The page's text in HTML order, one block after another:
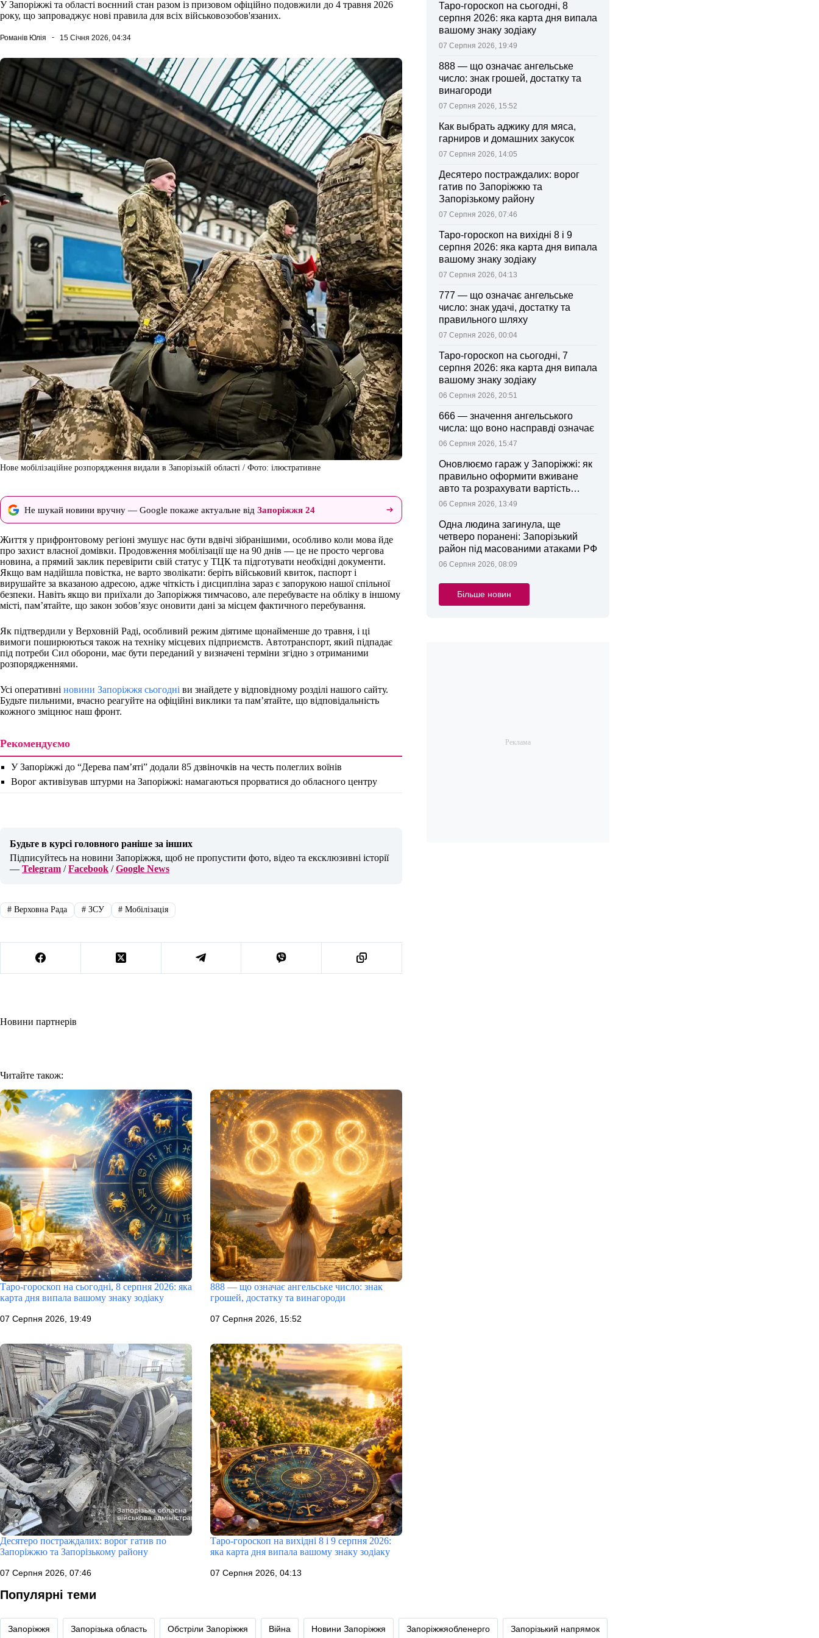
У Запоріжжі та області воєнний стан разом із призовом офіційно подовжили до 4 травня 2026
року, що запроваджує нові правила для всіх військовозобов'язаних.
Романів Юлія 15 Січня 2026, 04:34
Нове мобілізаційне розпорядження видали в Запорізькій області / Фото: ілюстративне
Не шукай новини вручну — Google покаже актуальне від Запоріжжя 24
Життя у прифронтовому регіоні змушує нас бути вдвічі зібранішими, особливо коли мова йде
про захист власної домівки. Продовження мобілізації ще на 90 днів — це не просто чергова
новина, а прямий заклик перевірити свій статус у ТЦК та підготувати необхідні документи.
Якщо вам надійшла повістка, не варто зволікати: беріть військовий квиток, паспорт і
вирушайте за вказаною адресою, адже чіткість і дисципліна зараз є запорукою нашої спільної
безпеки. Навіть якщо ви приїхали до Запоріжжя тимчасово, але перебуваєте на обліку в іншому
місті, пам’ятайте, що закон зобов’язує оновити дані за місцем фактичного перебування.
Як підтвердили у Верховній Раді, особливий режим діятиме щонайменше до травня, і ці
вимоги поширюються також на техніку місцевих підприємств. Автотранспорт, який підпадає
під потреби Сил оборони, має бути переданий у визначені терміни згідно з отриманими
розпорядженнями.
Усі оперативні новини Запоріжжя сьогодні ви знайдете у відповідному розділі нашого сайту.
Будьте пильними, вчасно реагуйте на офіційні виклики та пам’ятайте, що відповідальність
кожного зміцнює наш фронт.
Рекомендуємо
У Запоріжжі до “Дерева пам’яті” додали 85 дзвіночків на честь полеглих воїнів
Ворог активізував штурми на Запоріжжі: намагаються прорватися до обласного центру
Будьте в курсі головного раніше за інших
Підписуйтесь на новини Запоріжжя, щоб не пропустити фото, відео та ексклюзивні історії
— Telegram /Facebook /Google News
#Верховна Рада #ЗСУ # Мобілізація
Новини партнерів
Читайте також:
Таро-гороскоп на сьогодні, 8 серпня 2026: яка
карта дня випала вашому знаку зодіаку
07 Серпня 2026, 19:49
888 — що означає ангельське число: знак
грошей, достатку та винагороди
07 Серпня 2026, 15:52
Десятеро постраждалих: ворог гатив по
Запоріжжю та Запорізькому району
07 Серпня 2026, 07:46
Таро-гороскоп на вихідні 8 і 9 серпня 2026:
яка карта дня випала вашому знаку зодіаку
07 Серпня 2026, 04:13
Таро-гороскоп на сьогодні, 8
серпня 2026: яка карта дня випала
вашому знаку зодіаку
07 Серпня 2026, 19:49
888 — що означає ангельське
число: знак грошей, достатку та
винагороди
07 Серпня 2026, 15:52
Как выбрать аджику для мяса,
гарниров и домашних закусок
07 Серпня 2026, 14:05
Десятеро постраждалих: ворог
гатив по Запоріжжю та
Запорізькому району
07 Серпня 2026, 07:46
Таро-гороскоп на вихідні 8 і 9
серпня 2026: яка карта дня випала
вашому знаку зодіаку
07 Серпня 2026, 04:13
777 — що означає ангельське
число: знак удачі, достатку та
правильного шляху
07 Серпня 2026, 00:04
Таро-гороскоп на сьогодні, 7
серпня 2026: яка карта дня випала
вашому знаку зодіаку
06 Серпня 2026, 20:51
666 — значення ангельського
числа: що воно насправді означає
06 Серпня 2026, 15:47
Оновлюємо гараж у Запоріжжі: як
правильно оформити вживане
авто та розрахувати вартість
поліса
06 Серпня 2026, 13:49
Одна людина загинула, ще
четверо поранені: Запорізький
район під масованими атаками РФ
06 Серпня 2026, 08:09
Більше новин
Популярні теми
Запоріжжя Запорізька область Обстріли Запоріжжя Війна Новини Запоріжжя Запоріжжяобленерго Запорізький напрямок